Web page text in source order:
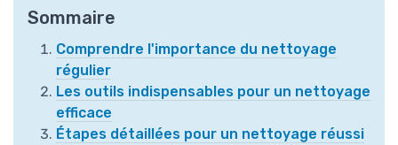
Sommaire
Comprendre l'importance du nettoyage
régulier
Les outils indispensables pour un nettoyage
efficace
Étapes détaillées pour un nettoyage réussi